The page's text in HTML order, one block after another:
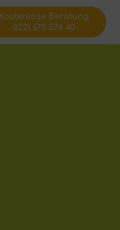
Kostenlose Beratung
0221 670 574 40